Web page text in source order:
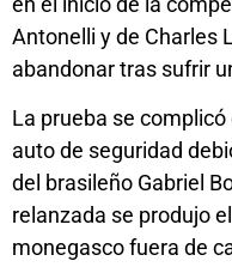
Antonelli y de Charles
abandonar tras sufrir
La prueba se
auto de seguridad
del brasileño Gabriel
relanzada se produjo
monegasco fuera de